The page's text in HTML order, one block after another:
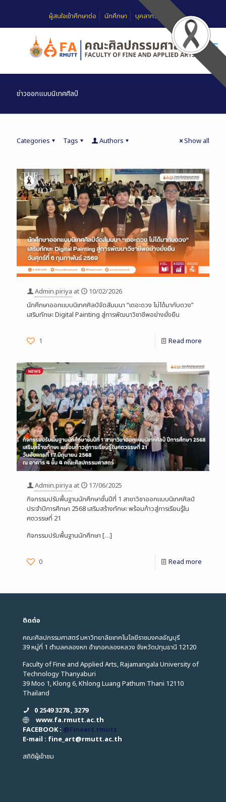
ผู้สนใจเข้าศึกษาต่อ นักศึกษา บุคลากร
ข่าวออกแบบนิเทศศิลป์
Categories Tags Authors Show all
Admin.piriya at
10/02/2026
นักศึกษาออกแบบนิเทศศิลป์จัดสัมมนา “เดอะดวง ไม่ได้มากับดวง”
เสริมทักษะ Digital Painting สู่การพัฒนาวิชาชีพอย่างยั่งยืน
1 Read more
Admin.piriya at
17/06/2025
กิจกรรมปรับพื้นฐานนักศึกษาชั้นปีที่ 1 สาขาวิชาออกแบบนิเทศศิลป์
ประจำปีการศึกษา 2568 เสริมสร้างทักษะ พร้อมก้าวสู่การเรียนรู้ใน
ศตวรรษที่ 21
กิจกรรมปรับพื้นฐานนักศึกษา […]
0 Read more
ติดต่อ
คณะศิลปกรรมศาสตร์ มหาวิทยาลัยเทคโนโลยีราชมงคลธัญบุรี
39 หมู่ที่ 1 ตำบลคลองหก อำเภอคลองหลวง จังหวัดปทุมธานี 12120
Faculty of Fine and Applied Arts, Rajamangala University of
Technology Thanyaburi
39 Moo 1, Klong 6, Khlong Luang Pathum Thani 12110
Thailand
0 2549 3278 , 3279
www.fa.rmutt.ac.th
FACEBOOK : @Fineart.rmutt
E-mail : fine_art@rmutt.ac.th
สถิติผู้เข้าชม